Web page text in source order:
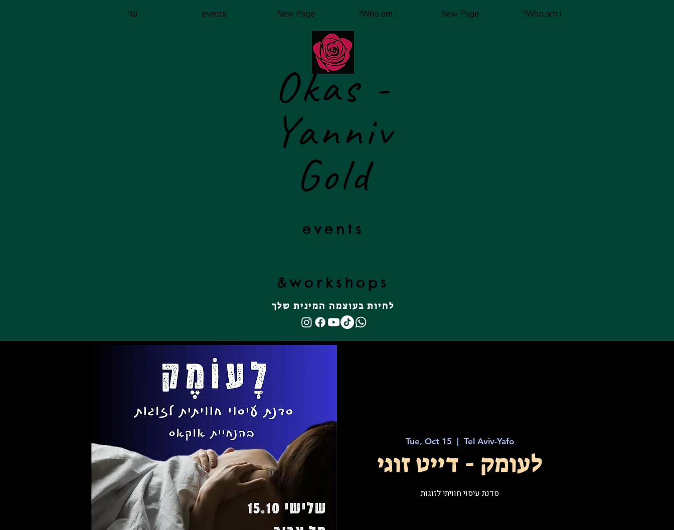
Who am I?
New Page
Who am I?
New Page
events עוד
Okas -
Yanniv
Gold
events
&workshops
לחיות בעוצמה המינית שלך
Tue, Oct 15 Tel Aviv-Yafo
לעומק - דייט זוגי
סדנת עיסוי חוויתי לזוגות